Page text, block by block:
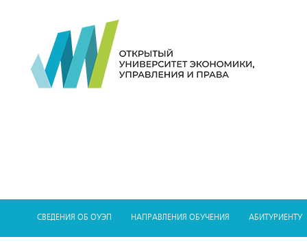
СВЕДЕНИЯ ОБ ОУЭП НАПРАВЛЕНИЯ ОБУЧЕНИЯ АБИТУРИЕНТУ